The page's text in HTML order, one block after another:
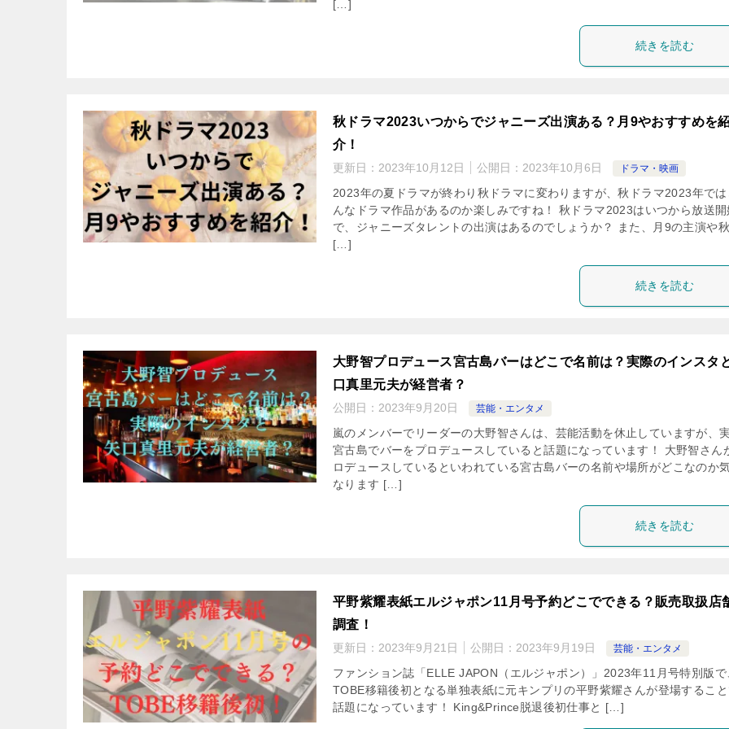
[…]
続きを読む
秋ドラマ2023いつからでジャニーズ出演ある？月9やおすすめを
介！
更新日： 2023年10月12日 公開日： 2023年10月6日 ドラマ・映画
2023年の夏ドラマが終わり秋ドラマに変わりますが、秋ドラマ2023年で
んなドラマ作品があるのか楽しみですね！ 秋ドラマ2023はいつから放送開
で、ジャニーズタレントの出演はあるのでしょうか？ また、月9の主演や秋
[…]
続きを読む
大野智プロデュース宮古島バーはどこで名前は？実際のインスタ
口真里元夫が経営者？
公開日： 2023年9月20日 芸能・エンタメ
嵐のメンバーでリーダーの大野智さんは、芸能活動を休止していますが、
宮古島でバーをプロデュースしていると話題になっています！ 大野智さん
ロデュースしているといわれている宮古島バーの名前や場所がどこなのか
なります […]
続きを読む
平野紫耀表紙エルジャポン11月号予約どこでできる？販売取扱店
調査！
更新日： 2023年9月21日 公開日： 2023年9月19日 芸能・エンタメ
ファンション誌「ELLE JAPON（エルジャポン）」2023年11月号特別版で
TOBE移籍後初となる単独表紙に元キンプリの平野紫耀さんが登場するこ
話題になっています！ King&Prince脱退後初仕事と […]